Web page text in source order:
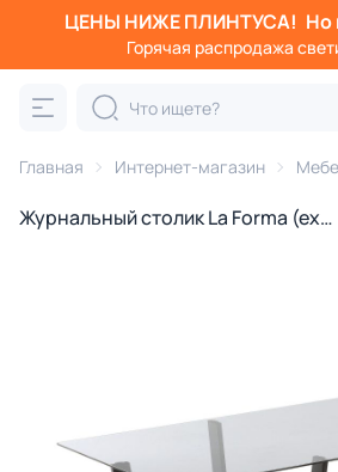
ЦЕНЫ НИЖЕ ПЛИНТУСА! Но
Горячая распродажа
Главная Интернет-магазин
Журнальный столик La Forma (ex